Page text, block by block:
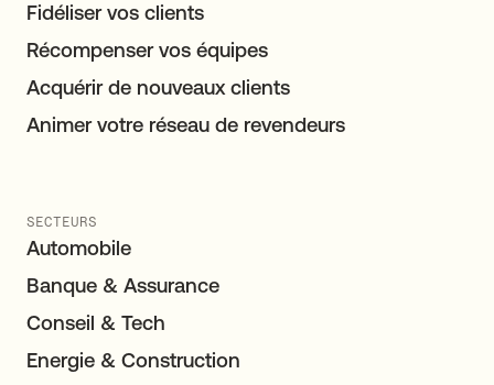
Fidéliser vos clients
Récompenser vos équipes
Acquérir de nouveaux clients
Animer votre réseau de revendeurs
SECTEURS
Automobile
Banque & Assurance
Conseil & Tech
Energie & Construction